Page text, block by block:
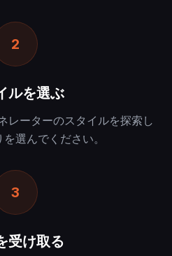
2
ルを選ぶ
レーターのスタイルを探索し
選んでください。
3
受け取る